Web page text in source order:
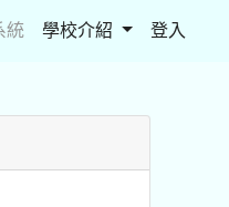
統 學校介紹 登入